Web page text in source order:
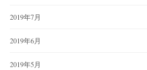
2019年7月
2019年6月
2019年5月